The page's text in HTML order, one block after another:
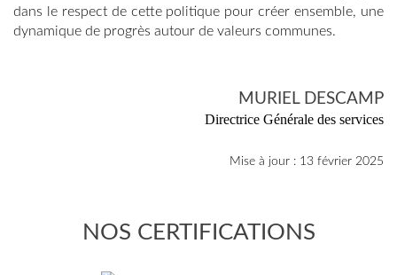
dans le respect de cette politique pour créer ensemble, une
dynamique de progrès autour de valeurs communes.
MURIEL DESCAMP
Directrice Générale des services
Mise à jour : 13 février 2025
NOS CERTIFICATIONS